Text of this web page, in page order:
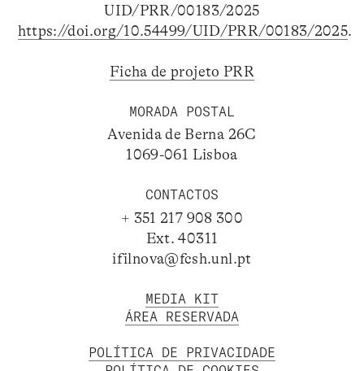
UID/PRR/00183/2025
https://doi.org/10.54499/UID/PRR/00183/2025.
Ficha de projeto PRR
MORADA POSTAL
Avenida de Berna 26C
1069-061 Lisboa
CONTACTOS
+ 351 217 908 300
Ext. 40311
ifilnova@fcsh.unl.pt
MEDIA KIT
ÁREA RESERVADA
POLÍTICA DE PRIVACIDADE